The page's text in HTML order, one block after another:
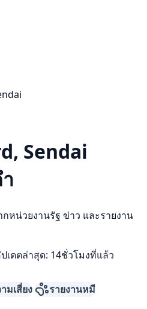
Sendai
หน่วยงานรัฐ ข่าว และรายงาน
เดตล่าสุด: 14ชั่วโมงที่แล้ว
มเสี่ยง รายงานหมี